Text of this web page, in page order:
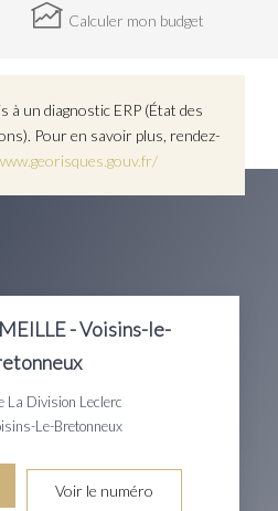
Calculer mon budget
à un diagnostic ERP (État des
Pour en savoir plus, rendez-
- Voisins-le-
La Division Leclerc
Le-Bretonneux
Voir le numéro